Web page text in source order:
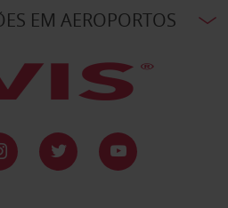
EM AEROPORTOS